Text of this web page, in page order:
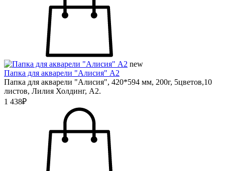
new
Папка для акварели "Алисия" А2
Папка для акварели "Алисия", 420*594 мм, 200г, 5цветов,10
листов, Лилия Холдинг, А2.
1 438₽